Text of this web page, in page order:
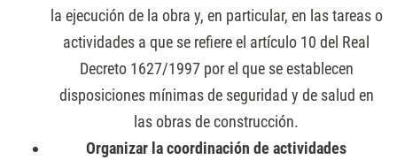
la ejecución de la obra y, en particular, en las tareas o
actividades a que se refiere el artículo 10 del Real
Decreto 1627/1997 por el que se establecen
disposiciones mínimas de seguridad y de salud en
las obras de construcción.
Organizar la coordinación de actividades